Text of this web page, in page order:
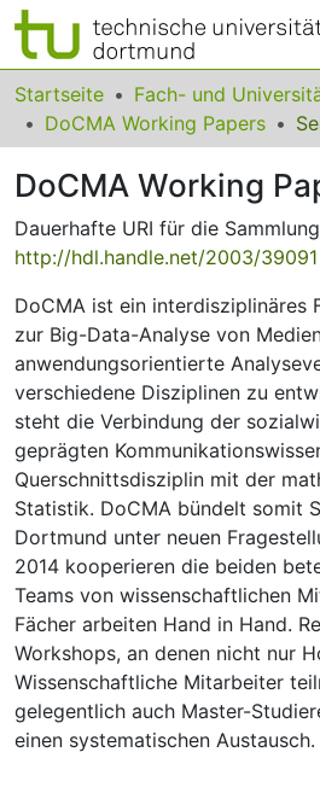
Bereiche & Sammlungen
Das gesamte Repositorium
Statistiken
FAQ
Zurück zur Startseite
Startseite
DoCMA Working Papers
DoCMA Working
Dauerhafte URI für die Sammlung
http://hdl.handle.net/2003/39091
DoCMA ist ein interdisziplinäres
zur Big-Data-Analyse von
anwendungsorientierte
verschiedene Disziplinen zu
steht die Verbindung der
geprägten
Querschnittsdisziplin mit der
Statistik. DoCMA bündelt somit
Dortmund unter neuen
2014 kooperieren die beiden
Teams von wissenschaftlichen
Fächer arbeiten Hand in Hand.
Workshops, an denen nicht nur
Wissenschaftliche Mitarbeiter
gelegentlich auch Master-
einen systematischen Austausch.